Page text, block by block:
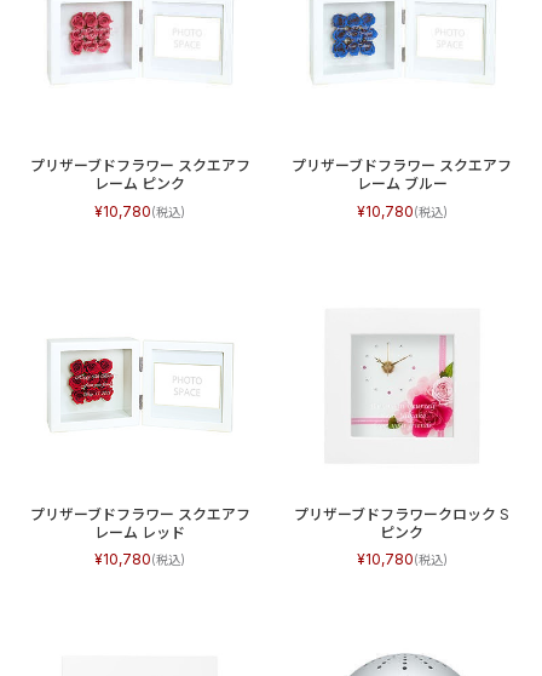
プリザーブドフラワー スクエアフ
レーム ピンク
10,780
プリザーブドフラワー スクエアフ
レーム ブルー
10,780
プリザーブドフラワー スクエアフ
レーム レッド
10,780
プリザーブドフラワークロック S
ピンク
10,780